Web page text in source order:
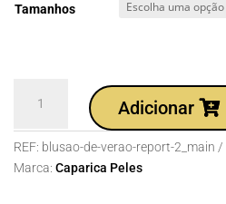
Tamanhos
Blusão
de
Verão
Adicionar
REF: blusao-de-verao-report-2_main
Marca: Caparica Peles